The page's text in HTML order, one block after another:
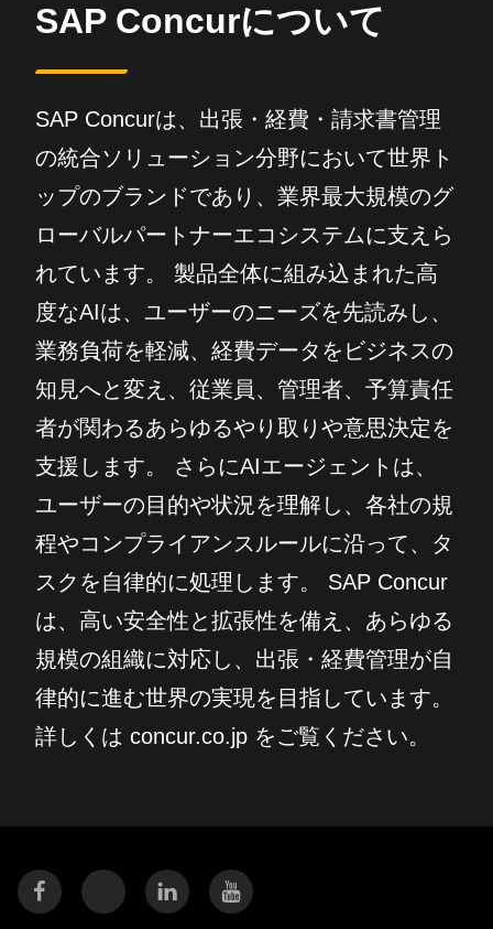
SAP Concurについて
SAP Concurは、出張・経費・請求書管理
の統合ソリューション分野において世界ト
ップのブランドであり、業界最大規模のグ
ローバルパートナーエコシステムに支えら
れています。 製品全体に組み込まれた高
度なAIは、ユーザーのニーズを先読みし、
業務負荷を軽減、経費データをビジネスの
知見へと変え、従業員、管理者、予算責任
者が関わるあらゆるやり取りや意思決定を
支援します。 さらにAIエージェントは、
ユーザーの目的や状況を理解し、各社の規
程やコンプライアンスルールに沿って、タ
スクを自律的に処理します。 SAP Concur
は、高い安全性と拡張性を備え、あらゆる
規模の組織に対応し、出張・経費管理が自
律的に進む世界の実現を目指しています。
詳しくは concur.co.jp をご覧ください。